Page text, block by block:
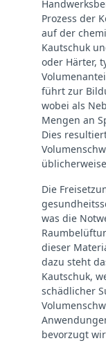
Prozess der
auf der
Kautschuk
oder Härter,
führt zur
wobei als
Mengen an
Dies
Die
was die
dieser
dazu steht
Kautschuk,
schädlicher
bevorzugt